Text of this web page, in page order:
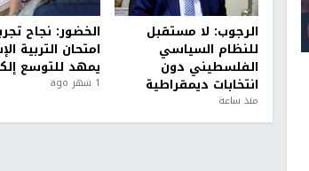
الرجوب: لا مستقبل
للنظام السياسي
الفلسطيني دون
انتخابات ديمقراطية
منذ ساعة
الخضور: نجاح
امتحان التربية
يمهد للتوسع
1 شهر ago